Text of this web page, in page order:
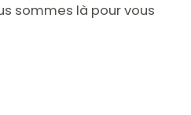
sommes là pour vous